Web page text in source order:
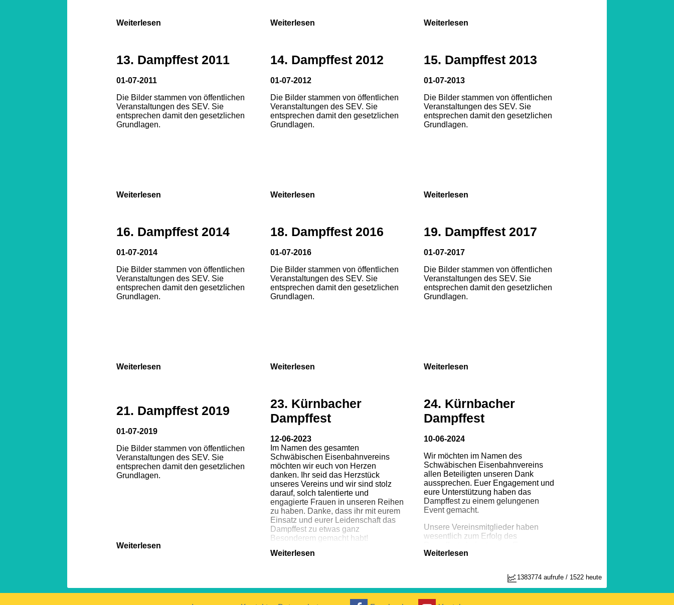
Weiterlesen Weiterlesen Weiterlesen
13. Dampffest 2011
01-07-2011
Die Bilder stammen von öffentlichen
Veranstaltungen des SEV. Sie
entsprechen damit den gesetzlichen
Grundlagen.
Weiterlesen
14. Dampffest 2012
01-07-2012
Die Bilder stammen von öffentlichen
Veranstaltungen des SEV. Sie
entsprechen damit den gesetzlichen
Grundlagen.
Weiterlesen
15. Dampffest 2013
01-07-2013
Die Bilder stammen von öffentlichen
Veranstaltungen des SEV. Sie
entsprechen damit den gesetzlichen
Grundlagen.
Weiterlesen
16. Dampffest 2014
01-07-2014
Die Bilder stammen von öffentlichen
Veranstaltungen des SEV. Sie
entsprechen damit den gesetzlichen
Grundlagen.
Weiterlesen
18. Dampffest 2016
01-07-2016
Die Bilder stammen von öffentlichen
Veranstaltungen des SEV. Sie
entsprechen damit den gesetzlichen
Grundlagen.
Weiterlesen
19. Dampffest 2017
01-07-2017
Die Bilder stammen von öffentlichen
Veranstaltungen des SEV. Sie
entsprechen damit den gesetzlichen
Grundlagen.
Weiterlesen
21. Dampffest 2019
01-07-2019
Die Bilder stammen von öffentlichen
Veranstaltungen des SEV. Sie
entsprechen damit den gesetzlichen
Grundlagen.
Weiterlesen
23. Kürnbacher
Dampffest
12-06-2023
Im Namen des gesamten
Schwäbischen Eisenbahnvereins
möchten wir euch von Herzen
danken. Ihr seid das Herzstück
unseres Vereins und wir sind stolz
darauf, solch talentierte und
engagierte Frauen in unseren Reihen
zu haben. Danke, dass ihr mit eurem
Einsatz und eurer Leidenschaft das
Dampffest zu etwas ganz
Besonderem gemacht habt!
Die Frauen im Schwäbischen
Backwerke haben nicht nur den
Gaumen erfreut, sondern auch dazu
Weiterlesen
24. Kürnbacher
Dampffest
10-06-2024
Wir möchten im Namen des
Schwäbischen Eisenbahnvereins
allen Beteiligten unseren Dank
aussprechen. Euer Engagement und
eure Unterstützung haben das
Dampffest zu einem gelungenen
Event gemacht.
Unsere Vereinsmitglieder haben
wesentlich zum Erfolg des
Backwerke haben die Gäste erfreut
Ein großes Dankeschön geht an alle
Gäste und Mitglieder, die das
Dampffest 2024 zu einem schönen
Weiterlesen
1383774 aufrufe / 1522 heute